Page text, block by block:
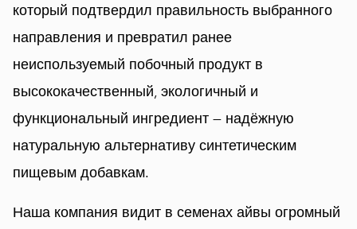
который подтвердил правильность выбранного
направления и превратил ранее
неиспользуемый побочный продукт в
высококачественный, экологичный и
функциональный ингредиент — надёжную
натуральную альтернативу синтетическим
пищевым добавкам.
Наша компания видит в семенах айвы огромный